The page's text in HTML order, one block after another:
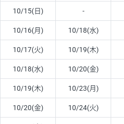
10/15(日) -
10/16(月) 10/18(水)
10/17(火) 10/19(木)
10/18(水) 10/20(金)
10/19(木) 10/23(月)
10/20(金) 10/24(火)